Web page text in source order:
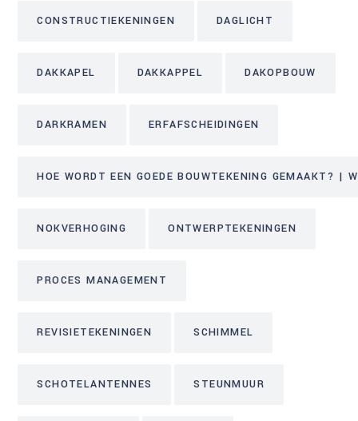
CONSTRUCTIEKENINGEN DAGLICHT
DAKKAPEL DAKKAPPEL DAKOPBOUW
DARKRAMEN ERFAFSCHEIDINGEN
HOE WORDT EEN GOEDE BOUWTEKENING GEMAAKT? |
NOKVERHOGING ONTWERPTEKENINGEN
PROCES MANAGEMENT
REVISIETEKENINGEN SCHIMMEL
SCHOTELANTENNES STEUNMUUR